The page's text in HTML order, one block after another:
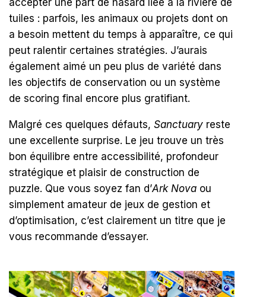
accepter une part de hasard liée à la rivière de
tuiles : parfois, les animaux ou projets dont on
a besoin mettent du temps à apparaître, ce qui
peut ralentir certaines stratégies. J’aurais
également aimé un peu plus de variété dans
les objectifs de conservation ou un système
de scoring final encore plus gratifiant.
Malgré ces quelques défauts, Sanctuary reste
une excellente surprise. Le jeu trouve un très
bon équilibre entre accessibilité, profondeur
stratégique et plaisir de construction de
puzzle. Que vous soyez fan d’Ark Nova ou
simplement amateur de jeux de gestion et
d’optimisation, c’est clairement un titre que je
vous recommande d’essayer.